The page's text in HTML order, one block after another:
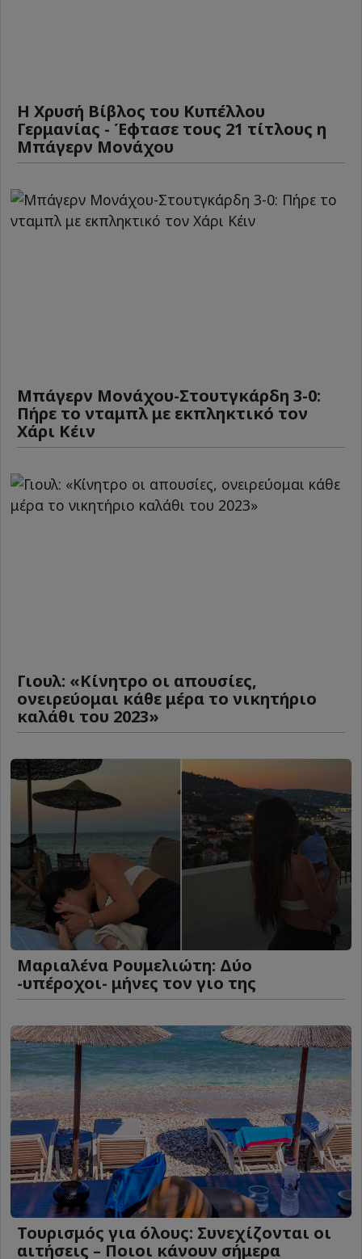
Η Χρυσή Βίβλος του Κυπέλλου
Γερμανίας - Έφτασε τους 21 τίτλους η
Μπάγερν Μονάχου
Μπάγερν Μονάχου-Στουτγκάρδη 3-0:
Πήρε το νταμπλ με εκπληκτικό τον
Χάρι Κέιν
Γιουλ: «Κίνητρο οι απουσίες,
ονειρεύομαι κάθε μέρα το νικητήριο
καλάθι του 2023»
Μαριαλένα Ρουμελιώτη: Δύο
-υπέροχοι- μήνες τον γιο της
Τουρισμός για όλους: Συνεχίζονται οι
αιτήσεις – Ποιοι κάνουν σήμερα